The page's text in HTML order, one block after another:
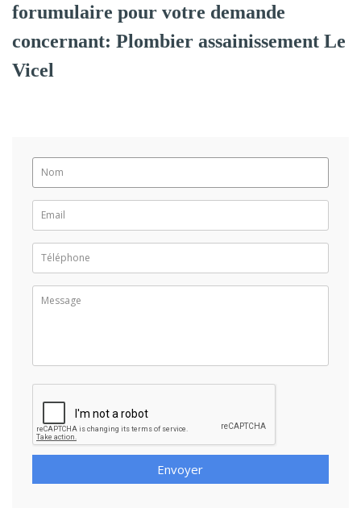
forumulaire pour votre demande
concernant: Plombier assainissement Le
Vicel
Envoyer